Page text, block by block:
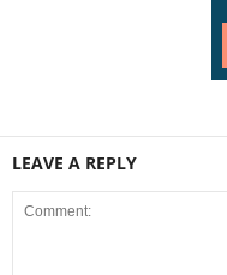
LEAVE A REPLY